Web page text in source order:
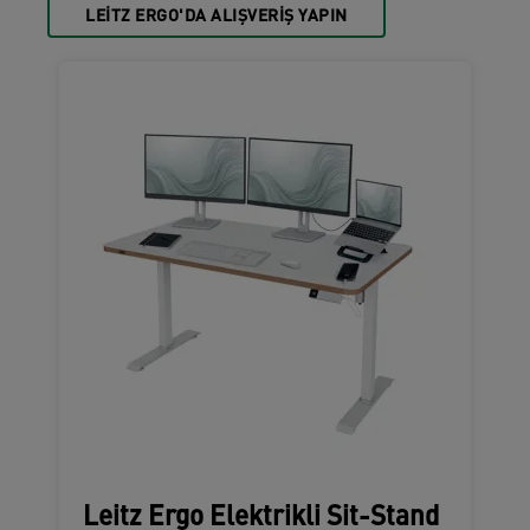
LEITZ ERGO'DA ALIŞVERIŞ YAPIN
Leitz Ergo Elektrikli Sit-Stand